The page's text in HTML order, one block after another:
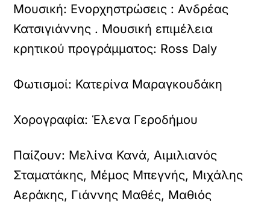
Μουσική: Ενορχηστρώσεις : Ανδρέας
Κατσιγιάννης . Μουσική επιμέλεια
κρητικού προγράμματος: Ross Daly
Φωτισμοί: Κατερίνα Μαραγκουδάκη
Χορογραφία: Έλενα Γεροδήμου
Παίζουν: Μελίνα Κανά, Αιμιλιανός
Σταματάκης, Μέμος Μπεγνής, Μιχάλης
Αεράκης, Γιάννης Μαθές, Μαθιός